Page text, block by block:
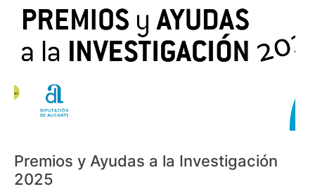
Premios y Ayudas a la Investigación
2025